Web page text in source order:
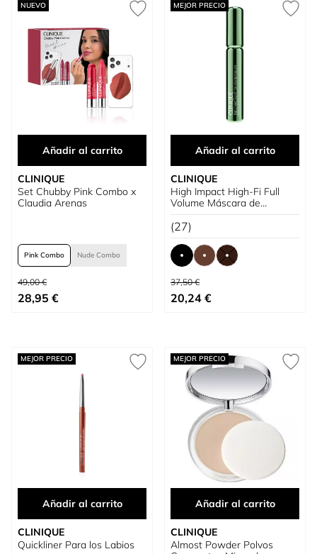
NUEVO
Añadir al carrito
CLINIQUE
Set Chubby Pink Combo x
Claudia Arenas
Pink Combo Nude Combo
Precio habitual
49,00 €
Tan bajo como
28,95 €
MEJOR PRECIO
Añadir al carrito
CLINIQUE
High Impact High-Fi Full
Volume Máscara de
pestañas
(27)
Precio habitual
37,50 €
Tan bajo como
20,24 €
MEJOR PRECIO
Añadir al carrito
CLINIQUE
Quickliner Para los Labios
MEJOR PRECIO
Añadir al carrito
CLINIQUE
Almost Powder Polvos